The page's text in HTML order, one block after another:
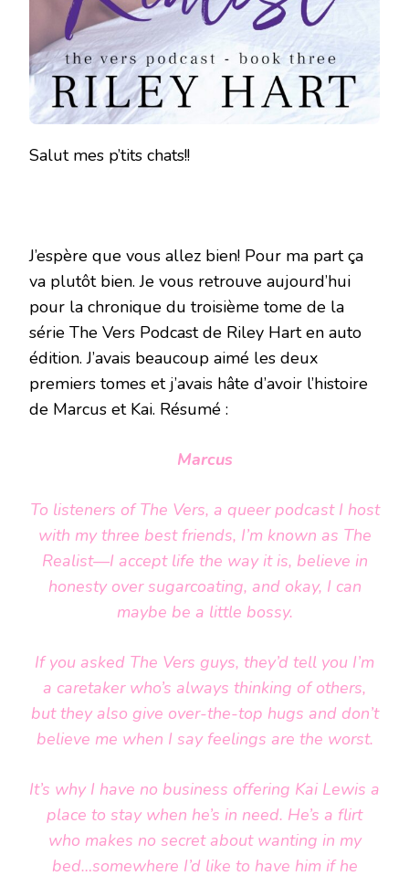
Salut mes p’tits chats!!
J’espère que vous allez bien! Pour ma part ça
va plutôt bien. Je vous retrouve aujourd’hui
pour la chronique du troisième tome de la
série The Vers Podcast de Riley Hart en auto
édition. J’avais beaucoup aimé les deux
premiers tomes et j’avais hâte d’avoir l’histoire
de Marcus et Kai. Résumé :
Marcus
To listeners ofThe Vers, a queer podcast I host
with my three best friends, I’m known as The
Realist—I accept life the way it is, believe in
honesty over sugarcoating, and okay, I can
maybe be a little bossy.
If you asked The Vers guys, they’d tell you I’m
a caretaker who’s always thinking of others,
but they also give over-the-top hugs and don’t
believe me when I say feelings are the worst.
It’s why I have no business offering Kai Lewis a
place to stay when he’s in need. He’s a flirt
who makes no secret about wanting in my
bed…somewhere I’d like to have him if he